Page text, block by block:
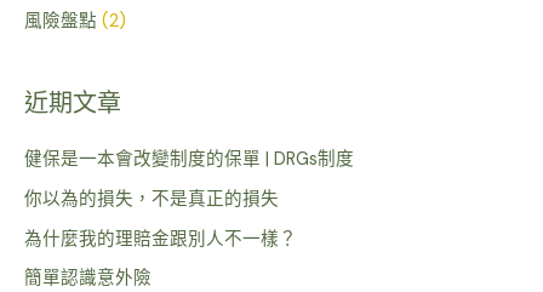
風險盤點 (2)
近期文章
健保是一本會改變制度的保單 | DRGs制度
你以為的損失，不是真正的損失
為什麼我的理賠金跟別人不一樣？
簡單認識意外險